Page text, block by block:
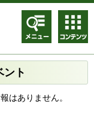
メニュ
ー
コンテ
ンツメ
ニュー
ント
はありません。